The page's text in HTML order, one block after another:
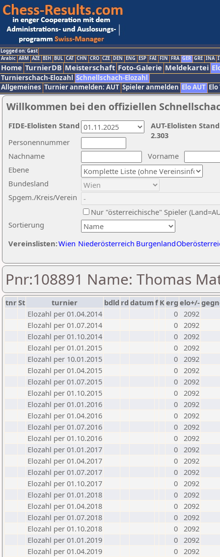
Logged on: Gast
Arabic ARM AZE BIH BUL CAT CHN CRO CZE DEN ENG ESP FAI FIN FRA GER GRE INA
Home TurnierDB Meisterschaft Foto-Galerie Meldekartei
Turnierschach-Elozahl Schnellschach-Elozahl
Allgemeines Turnier anmelden: AUT Spieler anmelden Elo AUT
Willkommen bei den offiziellen
Nachname
Vorname
Ebene
Sortierung
Personennummer
Bundesland
Spgem./Kreis/Verein
Nur "österreichische" Spieler
Vereinslisten:Wien Niederösterreich Burgenland
AUT-Elolisten
2.303
FIDE-Elolisten Stand
Pnr:108891 Name: Thomas
tnrSt turnier bdld rd datumf Kerg elo+/-
Elozahl per 01.04.2014
0 2092
Elozahl per 01.07.2014
0 2092
Elozahl per 01.10.2014
0 2092
Elozahl per 01.01.2015
0 2092
Elozahl per 10.01.2015
0 2092
Elozahl per 01.04.2015
0 2092
Elozahl per 01.07.2015
0 2092
Elozahl per 01.10.2015
0 2092
Elozahl per 01.01.2016
0 2092
Elozahl per 01.04.2016
0 2092
Elozahl per 01.07.2016
0 2092
Elozahl per 01.10.2016
0 2092
Elozahl per 01.01.2017
0 2092
Elozahl per 01.04.2017
0 2092
Elozahl per 01.07.2017
0 2092
Elozahl per 01.10.2017
0 2092
Elozahl per 01.01.2018
0 2092
Elozahl per 01.04.2018
0 2092
Elozahl per 01.07.2018
0 2092
Elozahl per 01.10.2018
0 2092
Elozahl per 01.01.2019
0 2092
Elozahl per 01.04.2019
0 2092